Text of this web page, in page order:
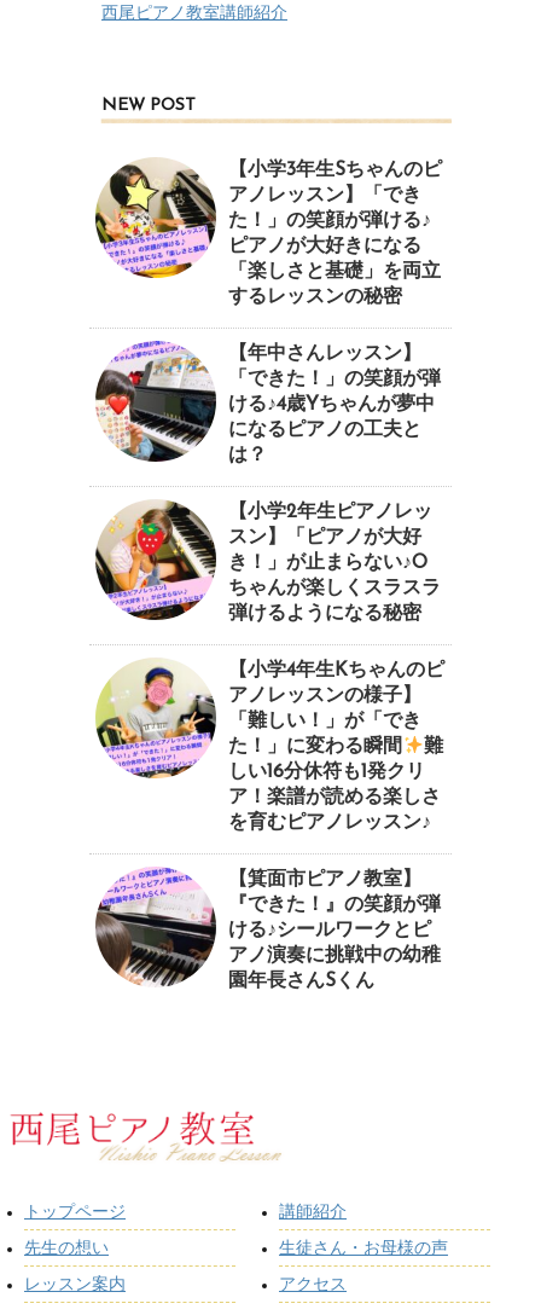
西尾ピアノ教室講師紹介
NEW POST
【小学3年生Sちゃんのピ
アノレッスン】「でき
た！」の笑顔が弾ける♪
ピアノが大好きになる
「楽しさと基礎」を両立
するレッスンの秘密
【年中さんレッスン】
「できた！」の笑顔が弾
ける♪4歳Yちゃんが夢中
になるピアノの工夫と
は？
【小学2年生ピアノレッ
スン】「ピアノが大好
き！」が止まらない♪O
ちゃんが楽しくスラスラ
弾けるようになる秘密
【小学4年生Kちゃんのピ
アノレッスンの様子】
「難しい！」が「でき
た！」に変わる瞬間
⁠難
しい16分休符も1発クリ
ア！楽譜が読める楽しさ
を育むピアノレッスン♪⁠
【箕面市ピアノ教室】
『できた！』の笑顔が弾
ける♪シールワークとピ
アノ演奏に挑戦中の幼稚
園年長さんSくん
トップページ
先生の想い
レッスン案内
講師紹介
生徒さん・お母様の声
アクセス